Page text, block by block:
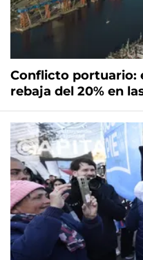
Conflicto portuario:
rebaja del 20% en